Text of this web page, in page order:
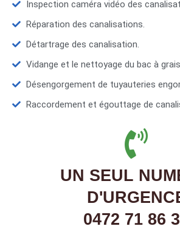
Inspection caméra vidéo des
Réparation des canalisations.
Détartrage des canalisation.
Vidange et le nettoyage du bac à
Désengorgement de tuyauteries
Raccordement et égouttage de
UN SEUL
0472 71 86